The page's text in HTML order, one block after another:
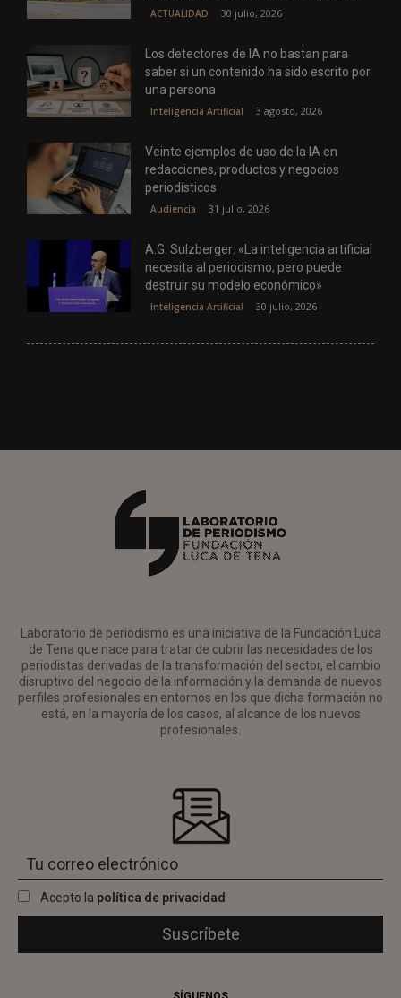
ACTUALIDAD 30 julio, 2026
Los detectores de IA no bastan para
saber si un contenido ha sido escrito por
una persona
Inteligencia Artificial 3 agosto, 2026
Veinte ejemplos de uso de la IA en
redacciones, productos y negocios
periodísticos
Audiencia 31 julio, 2026
A.G. Sulzberger: «La inteligencia artificial
necesita al periodismo, pero puede
destruir su modelo económico»
Inteligencia Artificial 30 julio, 2026
Laboratorio de periodismo es una iniciativa de la Fundación Luca
de Tena que nace para tratar de cubrir las necesidades de los
periodistas derivadas de la transformación del sector, el cambio
disruptivo del negocio de la información y la demanda de nuevos
perfiles profesionales en entornos en los que dicha formación no
está, en la mayoría de los casos, al alcance de los nuevos
profesionales.
Acepto la política de privacidad